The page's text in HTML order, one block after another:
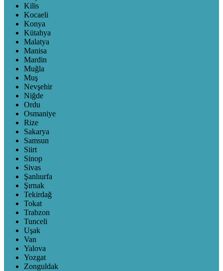
Kilis
Kocaeli
Konya
Kütahya
Malatya
Manisa
Mardin
Muğla
Muş
Nevşehir
Niğde
Ordu
Osmaniye
Rize
Sakarya
Samsun
Siirt
Sinop
Sivas
Şanlıurfa
Şırnak
Tekirdağ
Tokat
Trabzon
Tunceli
Uşak
Van
Yalova
Yozgat
Zonguldak